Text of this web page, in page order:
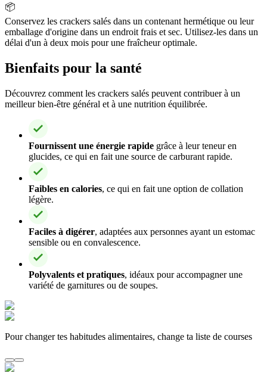
📦
Conservez les crackers salés dans un contenant hermétique ou leur
emballage d'origine dans un endroit frais et sec. Utilisez-les dans un
délai d'un à deux mois pour une fraîcheur optimale.
Bienfaits pour la santé
Découvrez comment les crackers salés peuvent contribuer à un
meilleur bien-être général et à une nutrition équilibrée.
Fournissent une énergie rapide grâce à leur teneur en
glucides, ce qui en fait une source de carburant rapide.
Faibles en calories, ce qui en fait une option de collation
légère.
Faciles à digérer, adaptées aux personnes ayant un estomac
sensible ou en convalescence.
Polyvalents et pratiques, idéaux pour accompagner une
variété de garnitures ou de soupes.
Pour changer tes habitudes alimentaires, change ta liste de courses